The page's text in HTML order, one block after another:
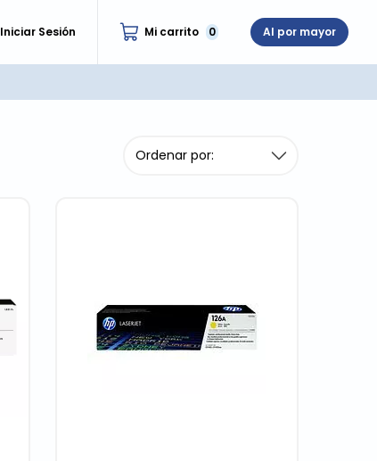
Iniciar Sesión Mi carrito 0 Al por mayor